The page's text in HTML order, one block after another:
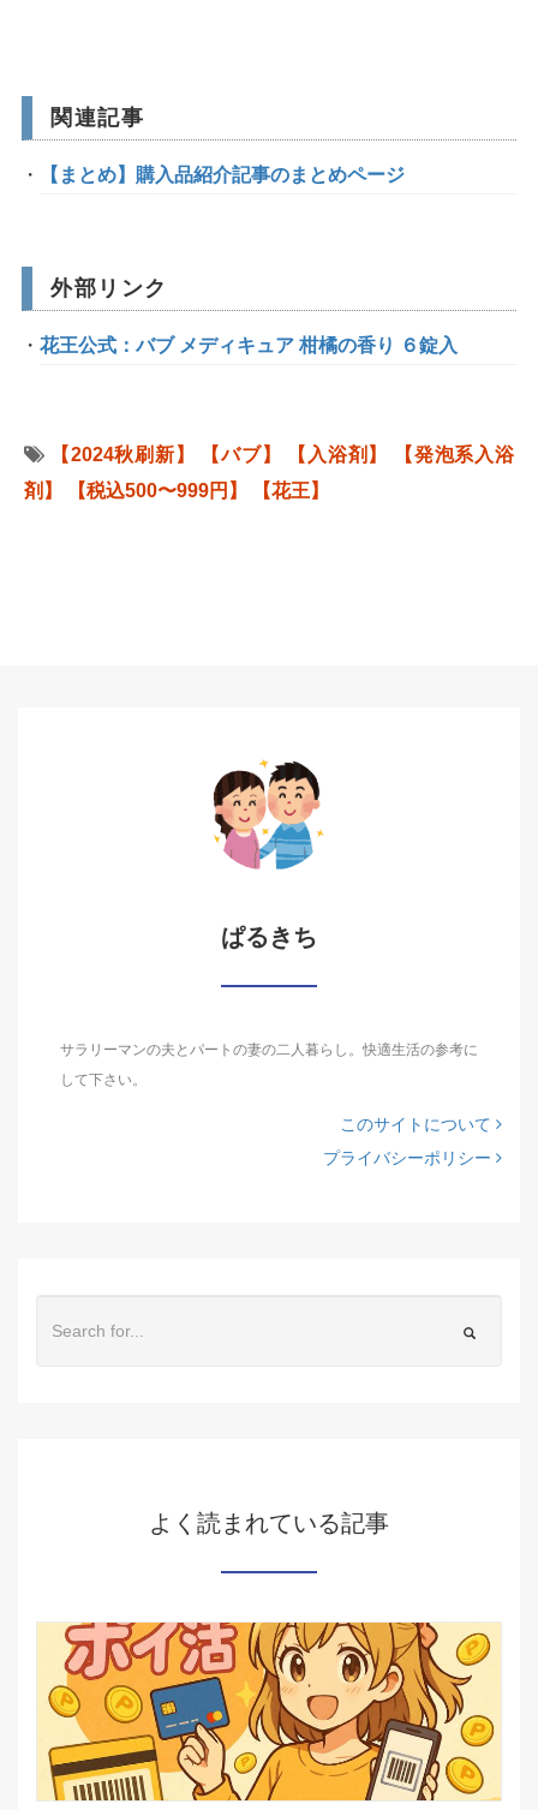
関連記事
【まとめ】購入品紹介記事のまとめページ
外部リンク
花王公式：バブ メディキュア 柑橘の香り ６錠入
【2024秋刷新】 【バブ】 【入浴剤】
【発泡系入浴
剤】
【税込500〜999円】 【花王】
ぱるきち
サラリーマンの夫とパートの妻の二人暮らし。快適生活の参考に
して下さい。
このサイトについて
プライバシーポリシー
よく読まれている記事